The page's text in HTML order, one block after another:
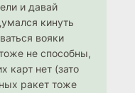
и давай
кинуть
вояки
не способны,
карт нет (зато
ракет тоже